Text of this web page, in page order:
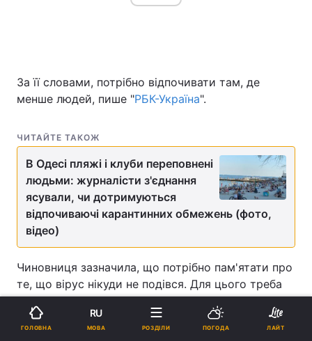
За її словами, потрібно відпочивати там, де
менше людей, пише "РБК-Україна".
ЧИТАЙТЕ ТАКОЖ
В Одесі пляжі і клуби переповнені
людьми: журналісти з'єднання
ясували, чи дотримуються
відпочиваючі карантинних обмежень (фото,
відео)
Чиновниця зазначила, що потрібно пам'ятати про
те, що вірус нікуди не подівся. Для цього треба
носити маску в приміщеннях і уникати скупчень
людей. Тому вона радить відпочивати в місцях,
де менше людей - на річках, озерах,
ГОЛОВНА
RU
МОВА РОЗДІЛИ ПОГОДА ЛАЙТ